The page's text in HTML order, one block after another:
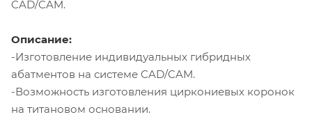
CAD/CAM.
Описание:
-Изготовление индивидуальных гибридных
абатментов на системе CAD/CAM.
-Возможность изготовления циркониевых коронок
на титановом основании.